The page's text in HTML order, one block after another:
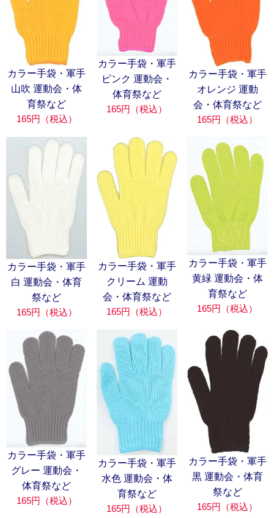
カラー手袋・軍手
山吹 運動会・体
育祭など
165円（税込）
カラー手袋・軍手
ピンク 運動会・
体育祭など
165円（税込）
カラー手袋・軍手
オレンジ 運動
会・体育祭など
165円（税込）
カラー手袋・軍手
白 運動会・体育
祭など
165円（税込）
カラー手袋・軍手
クリーム 運動
会・体育祭など
165円（税込）
カラー手袋・軍手
黄緑 運動会・体
育祭など
165円（税込）
カラー手袋・軍手
グレー 運動会・
体育祭など
165円（税込）
カラー手袋・軍手
水色 運動会・体
育祭など
165円（税込）
カラー手袋・軍手
黒 運動会・体育
祭など
165円（税込）